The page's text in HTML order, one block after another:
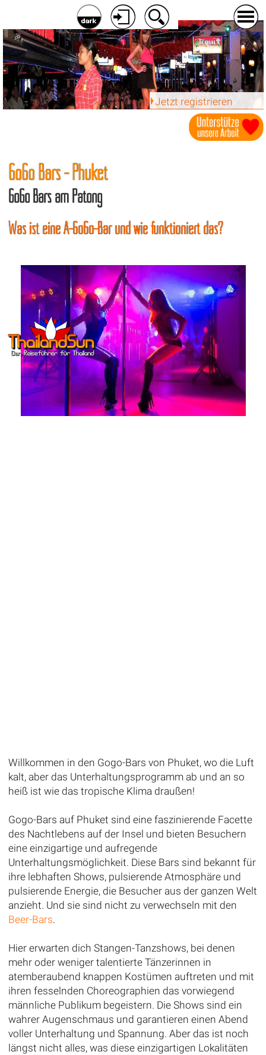
Jetzt registrieren
GoGo Bars - Phuket
GoGo Bars am Patong
Was ist eine A-GoGo-Bar und wie funktioniert das?
Willkommen in den Gogo-Bars von Phuket, wo die Luft
kalt, aber das Unterhaltungsprogramm ab und an so
heiß ist wie das tropische Klima draußen!
Gogo-Bars auf Phuket sind eine faszinierende Facette
des Nachtlebens auf der Insel und bieten Besuchern
eine einzigartige und aufregende
Unterhaltungsmöglichkeit. Diese Bars sind bekannt für
ihre lebhaften Shows, pulsierende Atmosphäre und
pulsierende Energie, die Besucher aus der ganzen Welt
anzieht. Und sie sind nicht zu verwechseln mit den
Beer-Bars.
Hier erwarten dich Stangen-Tanzshows, bei denen
mehr oder weniger talentierte Tänzerinnen in
atemberaubend knappen Kostümen auftreten und mit
ihren fesselnden Choreographien das vorwiegend
männliche Publikum begeistern. Die Shows sind ein
wahrer Augenschmaus und garantieren einen Abend
voller Unterhaltung und Spannung. Aber das ist noch
längst nicht alles, was diese einzigartigen Lokalitäten